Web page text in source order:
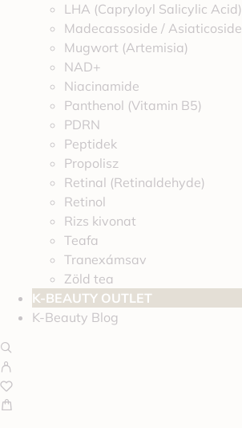
LHA (Capryloyl Salicylic Acid)
Madecassoside / Asiaticoside
Mugwort (Artemisia)
NAD+
Niacinamide
Panthenol (Vitamin B5)
PDRN
Peptidek
Propolisz
Retinal (Retinaldehyde)
Retinol
Rizs kivonat
Teafa
Tranexámsav
Zöld tea
K-BEAUTY OUTLET
K-Beauty Blog